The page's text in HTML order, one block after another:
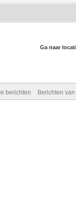
Ga naar
berichten Berichten